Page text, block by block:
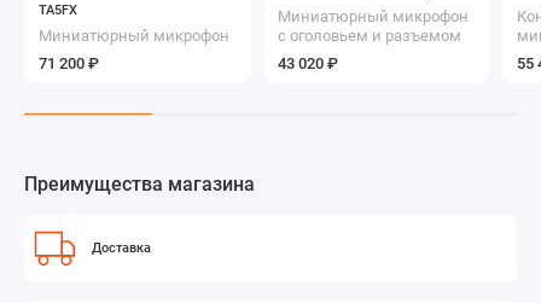
TA5FX
Миниатюрный микрофон
с оголовьем и разъемом
TA5F
71 200 ₽
Миниатюрный микрофон
с оголовьем и разъемом
LEMO 3-pin
43 020 ₽ 55
Преимущества магазина
Доставка